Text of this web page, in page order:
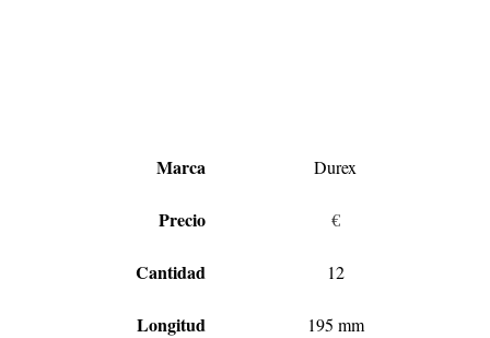
Marca Durex
Precio €
Cantidad 12
Longitud 195 mm